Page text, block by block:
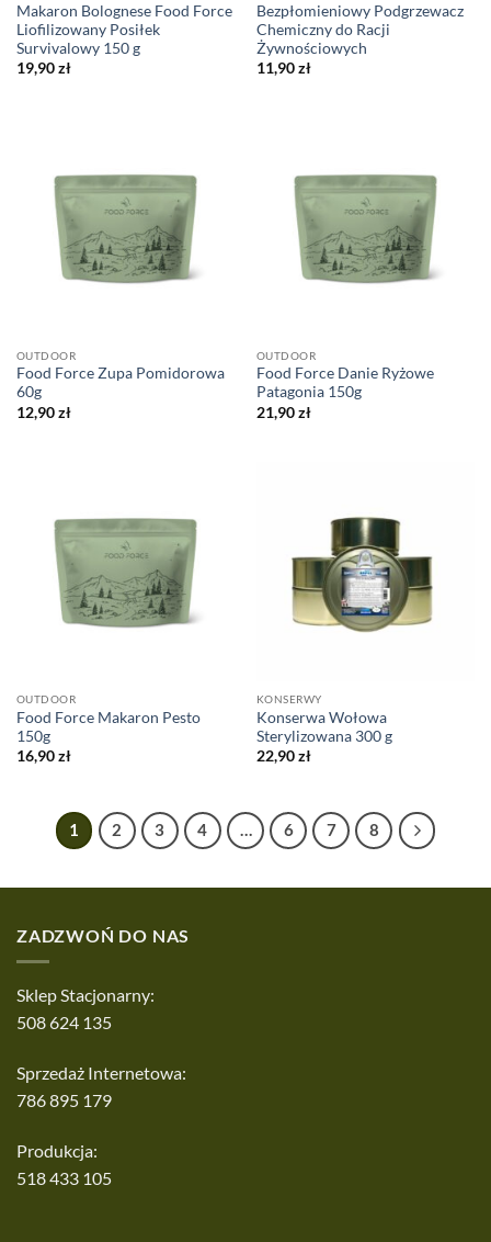
Makaron Bolognese Food Force
Liofilizowany Posiłek
Survivalowy 150 g
19,90zł
Bezpłomieniowy Podgrzewacz
Chemiczny do Racji
Żywnościowych
11,90zł
OUTDOOR
Food Force Zupa Pomidorowa
60g
12,90zł
OUTDOOR
Food Force Danie Ryżowe
Patagonia 150g
21,90zł
OUTDOOR
Food Force Makaron Pesto
150g
16,90zł
KONSERWY
Konserwa Wołowa
Sterylizowana 300 g
22,90zł
1 2 3 4 … 6 7 8
ZADZWOŃ DO NAS
Sklep Stacjonarny:
508 624 135
Sprzedaż Internetowa:
786 895 179
Produkcja:
518 433 105